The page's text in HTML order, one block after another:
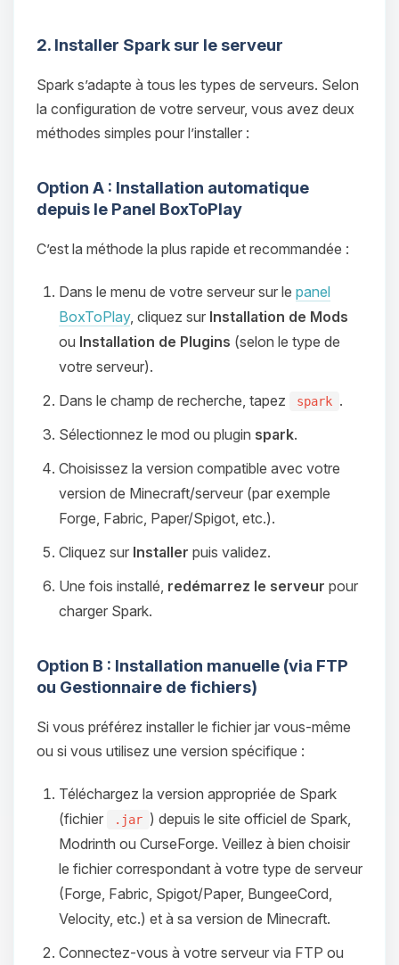
2. Installer Spark sur le serveur
Spark s’adapte à tous les types de serveurs. Selon
la configuration de votre serveur, vous avez deux
méthodes simples pour l’installer :
Option A : Installation automatique
depuis le Panel BoxToPlay
C’est la méthode la plus rapide et recommandée :
Dans le menu de votre serveur sur le panel
BoxToPlay, cliquez sur Installation de Mods
ou Installation de Plugins (selon le type de
votre serveur).
Dans le champ de recherche, tapez
spark .
Sélectionnez le mod ou plugin spark.
Choisissez la version compatible avec votre
version de Minecraft/serveur (par exemple
Forge, Fabric, Paper/Spigot, etc.).
Cliquez sur Installer puis validez.
Une fois installé, redémarrez le serveur pour
charger Spark.
Option B : Installation manuelle (via FTP
ou Gestionnaire de fichiers)
Si vous préférez installer le fichier jar vous-même
ou si vous utilisez une version spécifique :
Téléchargez la version appropriée de Spark
(fichier
.jar ) depuis le site officiel de Spark,
Modrinth ou CurseForge. Veillez à bien choisir
le fichier correspondant à votre type de serveur
(Forge, Fabric, Spigot/Paper, BungeeCord,
Velocity, etc.) et à sa version de Minecraft.
Connectez-vous à votre serveur via FTP ou